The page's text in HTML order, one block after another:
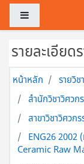
ข้ามไปที่เนื้อหาหลัก
รายละเอียด
หน้าหลัก
รายวิ
สำนักวิชาวิศว
สาขาวิชาวิศว
ENG26 2002
Ceramic Raw